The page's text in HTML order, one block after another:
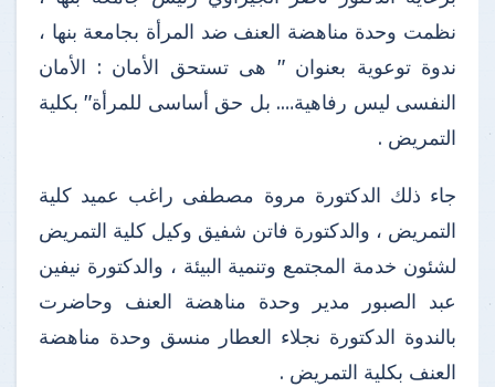
نظمت وحدة مناهضة العنف ضد المرأة بجامعة بنها ،
ندوة توعوية بعنوان " هى تستحق الأمان : الأمان
النفسى ليس رفاهية…. بل حق أساسى للمرأة" بكلية
التمريض .
جاء ذلك الدكتورة مروة مصطفى راغب عميد كلية
التمريض ، والدكتورة فاتن شفيق وكيل كلية التمريض
لشئون خدمة المجتمع وتنمية البيئة ، والدكتورة نيفين
عبد الصبور مدير وحدة مناهضة العنف وحاضرت
بالندوة الدكتورة نجلاء العطار منسق وحدة مناهضة
العنف بكلية التمريض .